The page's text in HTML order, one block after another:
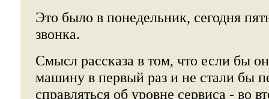
Это было в понедельник, сегодня
звонка.
Смысл рассказа в том, что если бы
машину в первый раз и не стали бы
справляться об уровне сервиса - во